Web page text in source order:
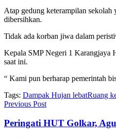
Atap gedung keterampilan sekolah
dibersihkan.
Tidak ada korban jiwa dalam
Kepala SMP Negeri 1 Karangjaya
saat ini.
“ Kami pun berharap pemerintah
Tags: Dampak Hujan lebatRuang
Previous Post
Peringati HUT Golkar,